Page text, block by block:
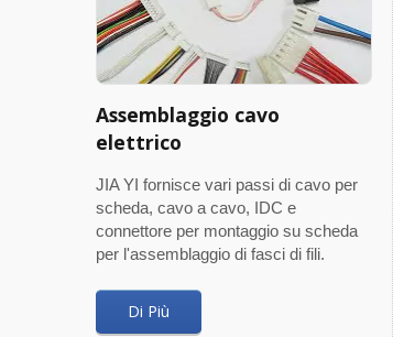
Assemblaggio cavo
elettrico
JIA YI fornisce vari passi di cavo per
scheda, cavo a cavo, IDC e
connettore per montaggio su scheda
per l'assemblaggio di fasci di fili.
Di Più